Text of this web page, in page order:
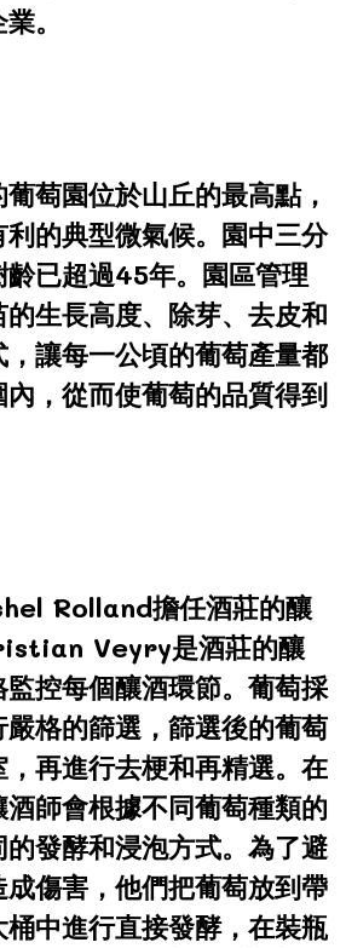
。
萄園位於山丘的最高點，
的典型微氣候。園中三分
已超過45年。園區管理
生長高度、除芽、去皮和
讓每一公頃的葡萄產量都
，從而使葡萄的品質得到
Rolland擔任酒莊的釀
Veyry是酒莊的釀
控每個釀酒環節。葡萄採
格的篩選，篩選後的葡萄
再進行去梗和再精選。在
師會根據不同葡萄種類的
發酵和浸泡方式。為了避
傷害，他們把葡萄放到帶
中進行直接發酵，在裝瓶